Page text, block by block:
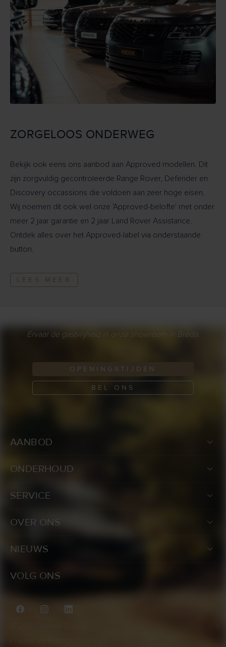
ZORGELOOS ONDERWEG
Bekijk ook eens ons aanbod aan Approved modellen. Dit
zijn zorgvuldig gecontroleerde Range Rover, Defender en
Discovery occassions die voldoen aan zeer hoge eisen.
Wij noemen dit ook wel onze 'Approved-belofte' met onder
meer 2 jaar garantie en 2 jaar Land Rover Assistance.
Ontdek alles over het Approved-label via onderstaande
button.
LEES MEER
Ervaar de gastvrijheid in onze showroom in Breda.
OPENINGSTIJDEN
BEL ONS
AANBOD
ONDERHOUD
SERVICE
OVER ONS
NIEUWS
VOLG ONS